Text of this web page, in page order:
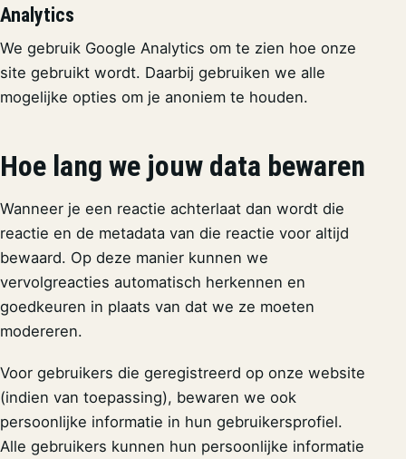
Analytics
We gebruik Google Analytics om te zien hoe onze
site gebruikt wordt. Daarbij gebruiken we alle
mogelijke opties om je anoniem te houden.
Hoe lang we jouw data bewaren
Wanneer je een reactie achterlaat dan wordt die
reactie en de metadata van die reactie voor altijd
bewaard. Op deze manier kunnen we
vervolgreacties automatisch herkennen en
goedkeuren in plaats van dat we ze moeten
modereren.
Voor gebruikers die geregistreerd op onze website
(indien van toepassing), bewaren we ook
persoonlijke informatie in hun gebruikersprofiel.
Alle gebruikers kunnen hun persoonlijke informatie